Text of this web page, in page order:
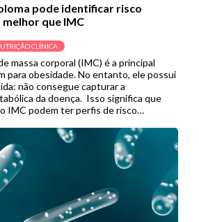
pode identificar risco
que IMC
CLÍNICA
massa corporal (IMC) é a principal
para obesidade. No entanto, ele possui
não consegue capturar a
da doença. Isso significa que
IMC podem ter perfis de risco
ou tratamento […]